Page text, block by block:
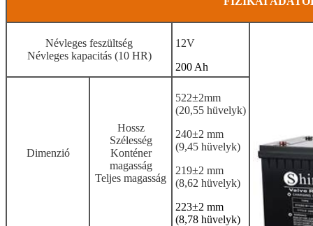
Névleges feszültség
Névleges kapacitás (10 HR)
12V
200 Ah
Dimenzió
Hossz
Szélesség
Konténer
magasság
Teljes magasság
522±2mm
(20,55 hüvelyk)
240±2 mm
(9,45 hüvelyk)
219±2 mm
(8,62 hüvelyk)
223±2 mm
(8,78 hüvelyk)